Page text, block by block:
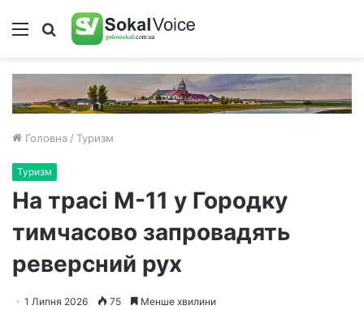
Меню Пошук
Головна / Туризм
Туризм
На трасі М-11 у Городку
тимчасово запровадять
реверсний рух
1 Липня 2026 75 Менше хвилини